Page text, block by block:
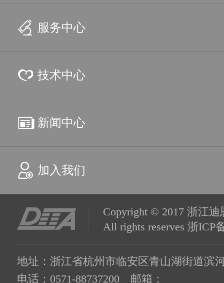
服务中心
技术中心
新闻中心
加入我们
Copyright © 2017 浙江
All rights reserves 浙ICP
地址：浙江省杭州市临安区青山湖街道滨
电话：0571-88737200 邮箱：